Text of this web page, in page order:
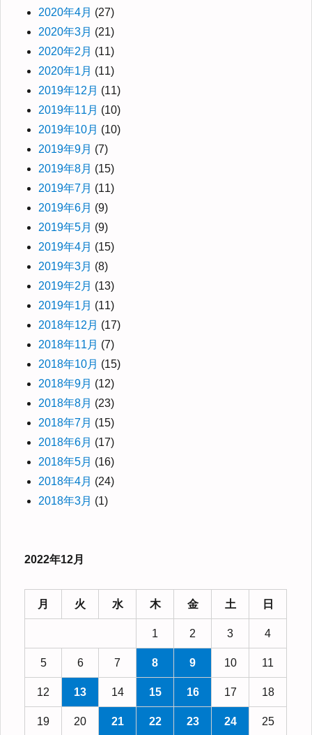
2020年4月 (27)
2020年3月 (21)
2020年2月 (11)
2020年1月 (11)
2019年12月 (11)
2019年11月 (10)
2019年10月 (10)
2019年9月 (7)
2019年8月 (15)
2019年7月 (11)
2019年6月 (9)
2019年5月 (9)
2019年4月 (15)
2019年3月 (8)
2019年2月 (13)
2019年1月 (11)
2018年12月 (17)
2018年11月 (7)
2018年10月 (15)
2018年9月 (12)
2018年8月 (23)
2018年7月 (15)
2018年6月 (17)
2018年5月 (16)
2018年4月 (24)
2018年3月 (1)
2022年12月
月 火 水 木 金 土 日
1 2 3 4
5 6 7 8 9 10 11
12 13 14 15 16 17 18
19 20 21 22 23 24 25